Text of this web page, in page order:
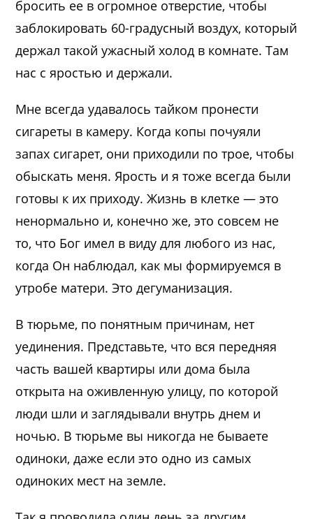
бросить ее в огромное отверстие, чтобы
заблокировать 60-градусный воздух, который
держал такой ужасный холод в комнате. Там
нас с яростью и держали.
Мне всегда удавалось тайком пронести
сигареты в камеру. Когда копы почуяли
запах сигарет, они приходили по трое, чтобы
обыскать меня. Ярость и я тоже всегда были
готовы к их приходу. Жизнь в клетке — это
ненормально и, конечно же, это совсем не
то, что Бог имел в виду для любого из нас,
когда Он наблюдал, как мы формируемся в
утробе матери. Это дегуманизация.
В тюрьме, по понятным причинам, нет
уединения. Представьте, что вся передняя
часть вашей квартиры или дома была
открыта на оживленную улицу, по которой
люди шли и заглядывали внутрь днем и
ночью. В тюрьме вы никогда не бываете
одиноки, даже если это одно из самых
одиноких мест на земле.